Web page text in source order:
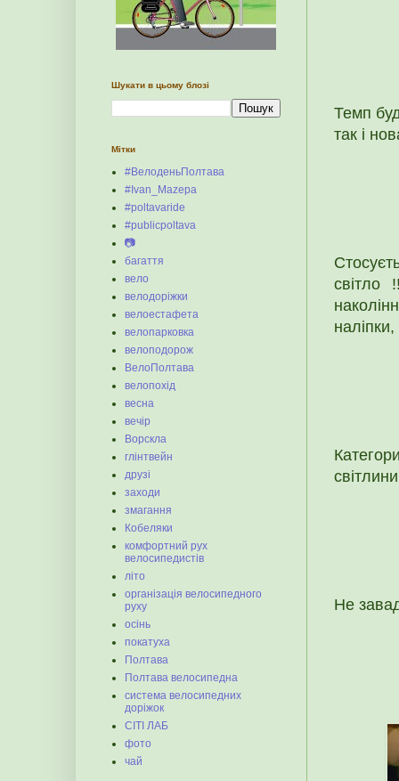
Темп
так і
світло
Не
Шукати в цьому блозі
Мітки
#ВелоденьПолтава
#Ivan_Mazepa
#poltavaride
#publicpoltava
📷
багаття
вело
велодоріжки
велоестафета
велопарковка
велоподорож
ВелоПолтава
велопохід
весна
вечір
Ворскла
глінтвейн
друзі
заходи
змагання
Кобеляки
комфортний рух
велосипедистів
літо
організація велосипедного
руху
осінь
покатуха
Полтава
Полтава велосипедна
система велосипедних
доріжок
СІТІ ЛАБ
фото
чай